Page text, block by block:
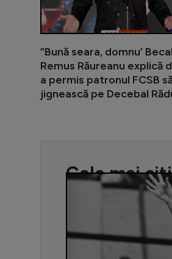
”Bună seara, domnu’
Remus Răureanu explică
a permis patronul FCSB
jignească pe Decebal
Cele mai